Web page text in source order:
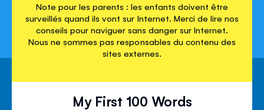
Note pour les parents : les enfants doivent être
surveillés quand ils vont sur Internet. Merci de lire nos
conseils pour naviguer sans danger sur Internet.
Nous ne sommes pas responsables du contenu des
sites externes.
My First 100 Words